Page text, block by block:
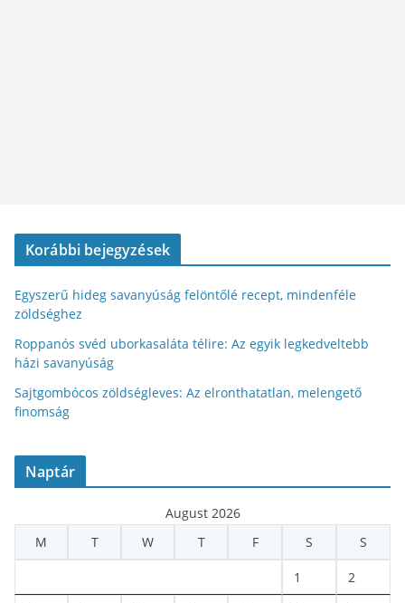
Korábbi bejegyzések
Egyszerű hideg savanyúság felöntőlé recept, mindenféle
zöldséghez
Roppanós svéd uborkasaláta télire: Az egyik legkedveltebb
házi savanyúság
Sajtgombócos zöldségleves: Az elronthatatlan, melengető
finomság
Naptár
August 2026
M
T W T F S S
1 2